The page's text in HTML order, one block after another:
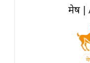
फिल्म
लाइफस्टाइल
मेष |